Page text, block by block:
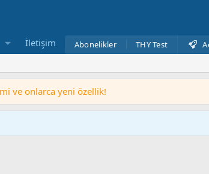
İletişim Abonelikler THY Test
ve onlarca yeni özellik!